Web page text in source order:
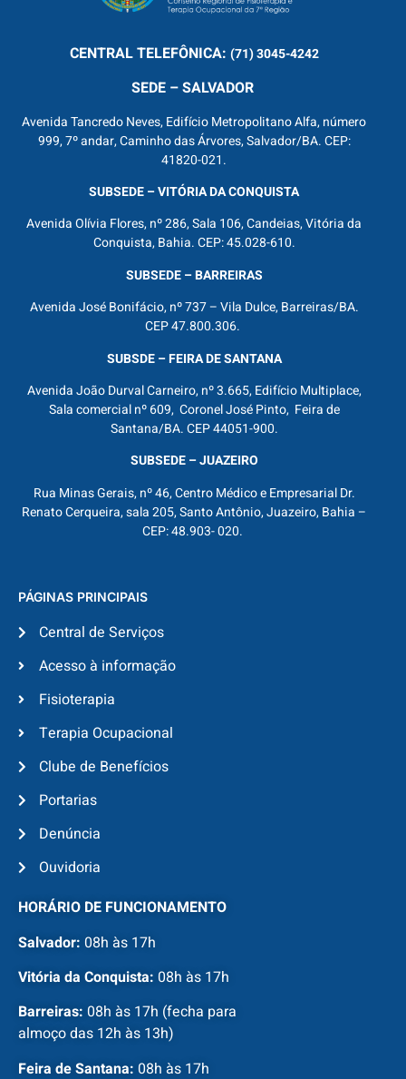
CENTRALTELEFÔNICA: (71) 3045-4242
SEDE – SALVADOR
Avenida Tancredo Neves, Edifício Metropolitano Alfa, número
999, 7º andar, Caminho das Árvores, Salvador/BA. CEP:
41820-021.
SUBSEDE – VITÓRIA DA CONQUISTA
Avenida Olívia Flores, nº 286, Sala 106, Candeias, Vitória da
Conquista, Bahia. CEP: 45.028-610.
SUBSEDE – BARREIRAS
Avenida José Bonifácio, nº 737 – Vila Dulce, Barreiras/BA.
CEP 47.800.306.
SUBSDE – FEIRA DE SANTANA
Avenida João Durval Carneiro, nº 3.665, Edifício Multiplace,
Sala comercial nº 609, Coronel José Pinto, Feira de
Santana/BA. CEP 44051-900.
SUBSEDE – JUAZEIRO
Rua Minas Gerais, nº 46, Centro Médico e Empresarial Dr.
Renato Cerqueira, sala 205, Santo Antônio, Juazeiro, Bahia –
CEP: 48.903- 020.
PÁGINAS PRINCIPAIS
Central de Serviços
Acesso à informação
Fisioterapia
Terapia Ocupacional
Clube de Benefícios
Portarias
Denúncia
Ouvidoria
HORÁRIO DE FUNCIONAMENTO
Salvador: 08h às 17h
Vitória da Conquista: 08h às 17h
Barreiras: 08h às 17h (fecha para
almoço das 12h às 13h)
Feira de Santana: 08h às 17h